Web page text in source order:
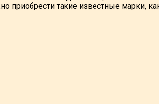
такие известные марки,